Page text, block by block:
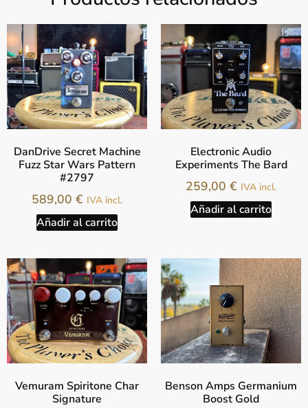
DanDrive Secret Machine
Fuzz Star Wars Pattern
#2797
589,00 € IVA incl.
Añadir al carrito
Electronic Audio
Experiments The Bard
259,00 € IVA incl.
Añadir al carrito
Vemuram Spiritone Char
Signature
Benson Amps Germanium
Boost Gold